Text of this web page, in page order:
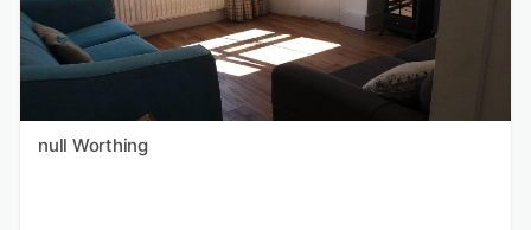
null Worthing